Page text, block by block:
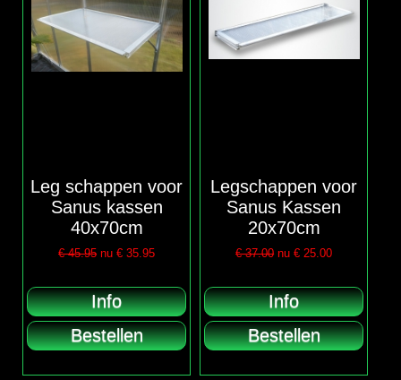
Leg schappen voor
Sanus kassen
40x70cm
€ 45.95 nu €35.95
Legschappen voor
Sanus Kassen
20x70cm
€ 37.00nu €25.00